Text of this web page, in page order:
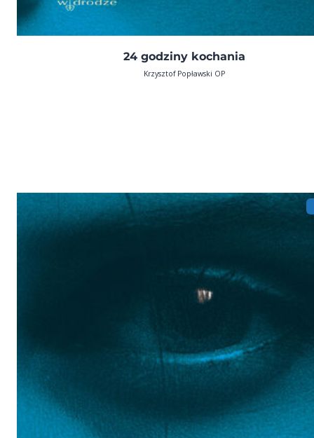
24 godziny kochania
Krzysztof Popławski OP